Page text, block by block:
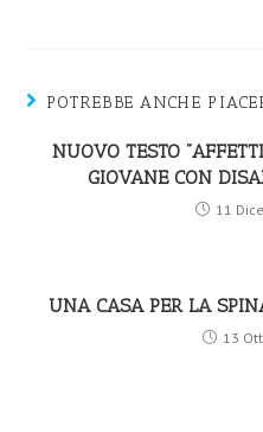
POTREBBE ANCHE
NUOVO TESTO
GIOVANE CON
11
UNA CASA PER LA
13